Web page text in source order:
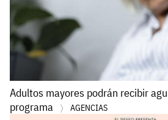
Adultos mayores podrán recibir
programa
AGENCIAS